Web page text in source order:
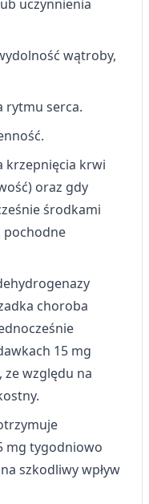
uczynnienia
wątroby,
rytmu serca.
krzepnięcia krwi
oraz gdy
środkami
pochodne
choroba
15 mg
względu na
mg tygodniowo
szkodliwy wpływ